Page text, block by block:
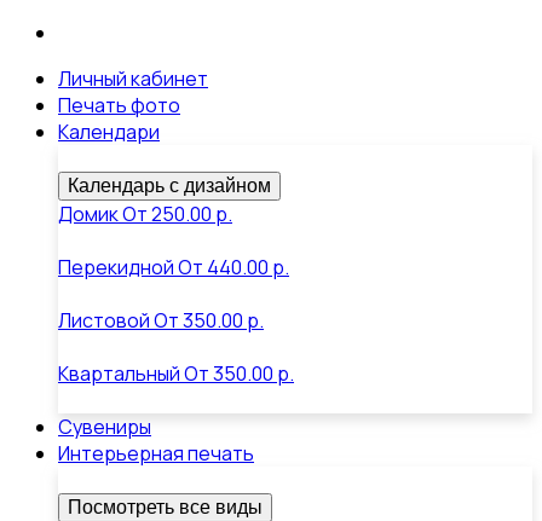
Личный кабинет
Печать фото
Календари
Календарь с дизайном
ДомикОт250.00 р.
ПерекиднойОт 440.00 р.
ЛистовойОт350.00 р.
КвартальныйОт350.00 р.
Сувениры
Интерьерная печать
Посмотреть все виды